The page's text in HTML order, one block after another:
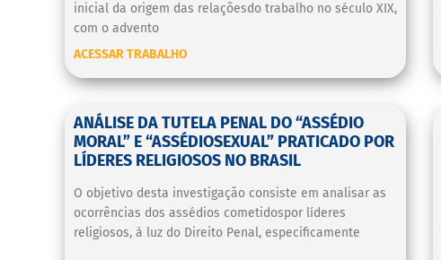
inicial da origem das relaçõesdo trabalho no século XIX,
com o advento
ACESSAR TRABALHO
ANÁLISE DA TUTELA PENAL DO “ASSÉDIO
MORAL” E “ASSÉDIOSEXUAL” PRATICADO POR
LÍDERES RELIGIOSOS NO BRASIL
O objetivo desta investigação consiste em analisar as
ocorrências dos assédios cometidospor líderes
religiosos, à luz do Direito Penal, especificamente